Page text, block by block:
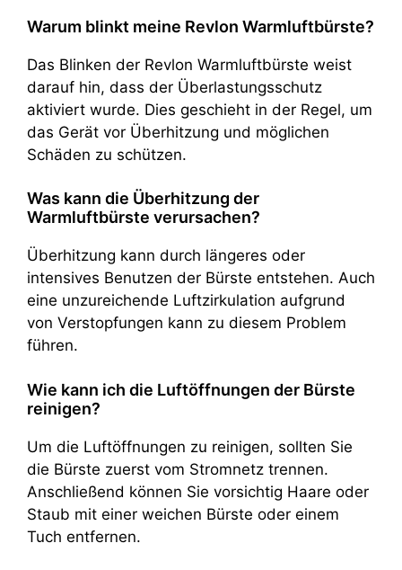
Warum blinkt meine Revlon Warmluftbürste?
Das Blinken der Revlon Warmluftbürste weist
darauf hin, dass der Überlastungsschutz
aktiviert wurde. Dies geschieht in der Regel, um
das Gerät vor Überhitzung und möglichen
Schäden zu schützen.
Was kann die Überhitzung der
Warmluftbürste verursachen?
Überhitzung kann durch längeres oder
intensives Benutzen der Bürste entstehen. Auch
eine unzureichende Luftzirkulation aufgrund
von Verstopfungen kann zu diesem Problem
führen.
Wie kann ich die Luftöffnungen der Bürste
reinigen?
Um die Luftöffnungen zu reinigen, sollten Sie
die Bürste zuerst vom Stromnetz trennen.
Anschließend können Sie vorsichtig Haare oder
Staub mit einer weichen Bürste oder einem
Tuch entfernen.